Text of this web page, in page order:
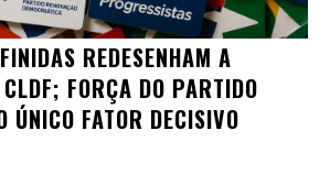
REDESENHAM A
FORÇA DO PARTIDO
ÚNICO FATOR DECISIVO